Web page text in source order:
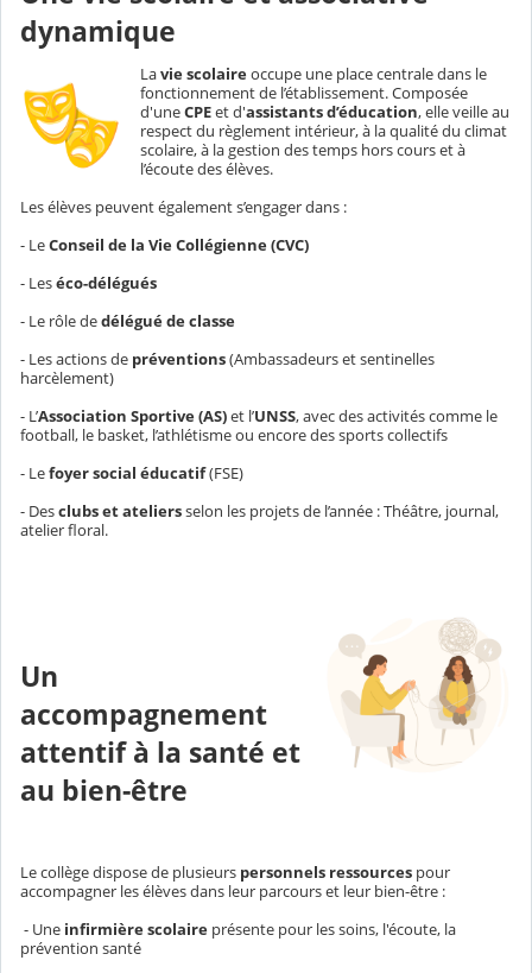
dynamique
Lavie scolaireoccupe une place centrale dans le
fonctionnement de l’établissement. Composée
d'uneCPEet d'assistants d’éducation, elle veille au
respect du règlement intérieur, à la qualité du climat
scolaire, à la gestion des temps hors cours et à
l’écoute des élèves.
Les élèves peuvent également s’engager dans :
- LeConseil de la Vie Collégienne (CVC)
- Leséco-délégués
- Le rôle dedélégué de classe
- Les actions de préventions(Ambassadeurs et sentinelles
harcèlement)
- L’Association Sportive (AS)et l’UNSS, avec des activités comme le
football, le basket, l’athlétisme ou encore des sports collectifs
- Lefoyer social éducatif(FSE)
- Desclubs et ateliersselon les projets de l’année : Théâtre, journal,
atelier floral.
Un
accompagnement
attentif à la santé et
au bien-être
Le collège dispose de plusieurs personnels ressources pour
accompagner les élèves dans leur parcours et leur bien-être :
- Une infirmière scolaire présente pour les soins, l'écoute, la
prévention santé